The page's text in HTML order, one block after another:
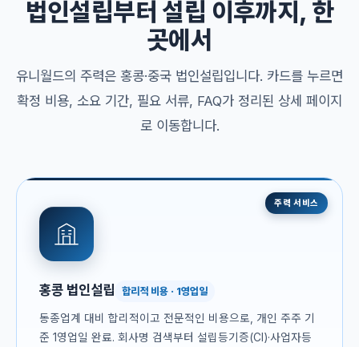
법인설립부터 설립 이후까지, 한
곳에서
유니월드의 주력은 홍콩·중국 법인설립입니다. 카드를 누르면
확정 비용, 소요 기간, 필요 서류, FAQ가 정리된 상세 페이지
로 이동합니다.
주력 서비스
홍콩 법인설립 합리적 비용 · 1영업일
동종업계 대비 합리적이고 전문적인 비용으로, 개인 주주 기
준 1영업일 완료. 회사명 검색부터 설립등기증(CI)·사업자등